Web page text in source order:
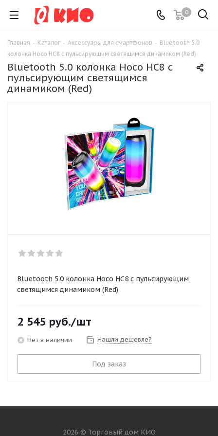
0
Главная - Каталог - Аксессуары для смартфонов - Bluetooth 5.0
колонка Hoco HC8 с пульсирующим светящимся динамиком (Red)
Bluetooth 5.0 колонка Hoco HC8 с
пульсирующим светящимся
динамиком (Red)
Bluetooth 5.0 колонка Hoco HC8 с пульсирующим
светящимся динамиком (Red)
2 545 руб./шт
Нет в наличии Нашли дешевле?
Под заказ
2026 © Торговый дом КИО